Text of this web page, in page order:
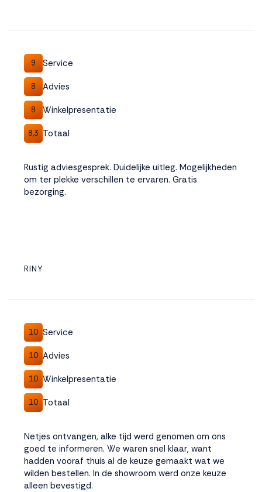
Weigeren
9 Service
8 Advies
8 Winkelpresentatie
8,3 Totaal
Rustig adviesgesprek. Duidelijke uitleg. Mogelijkheden
om ter plekke verschillen te ervaren. Gratis
bezorging.
RINY
10 Service
10 Advies
10 Winkelpresentatie
10 Totaal
Netjes ontvangen, alke tijd werd genomen om ons
goed te informeren. We waren snel klaar, want
hadden vooraf thuis al de keuze gemaakt wat we
wilden bestellen. In de showroom werd onze keuze
alleen bevestigd.